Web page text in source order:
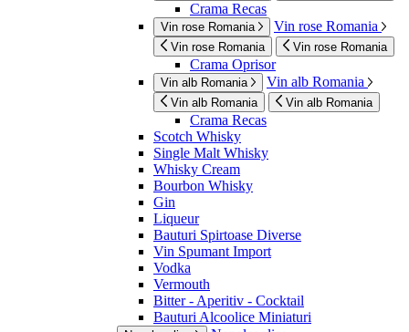
Crama Recas
Vin rose Romania Vin rose Romania
Vin rose Romania Vin rose Romania
Crama Oprisor
Vin alb Romania Vin alb Romania
Vin alb Romania Vin alb Romania
Crama Recas
Scotch Whisky
Single Malt Whisky
Whisky Cream
Bourbon Whisky
Gin
Liqueur
Bauturi Spirtoase Diverse
Vin Spumant Import
Vodka
Vermouth
Bitter - Aperitiv - Cocktail
Bauturi Alcoolice Miniaturi